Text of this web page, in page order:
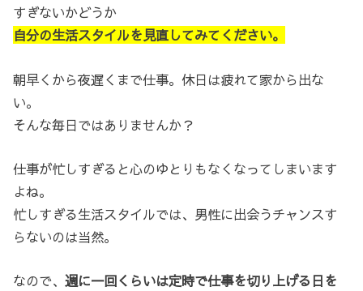
すぎないかどうか
自分の生活スタイルを見直してみてください。
朝早くから夜遅くまで仕事。休日は疲れて家から出な
い。
そんな毎日ではありませんか？
仕事が忙しすぎると心のゆとりもなくなってしまいます
よね。
忙しすぎる生活スタイルでは、男性に出会うチャンスす
らないのは当然。
なので、週に一回くらいは定時で仕事を切り上げる日を